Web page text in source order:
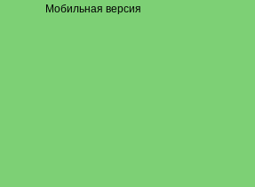
Мобильная версия